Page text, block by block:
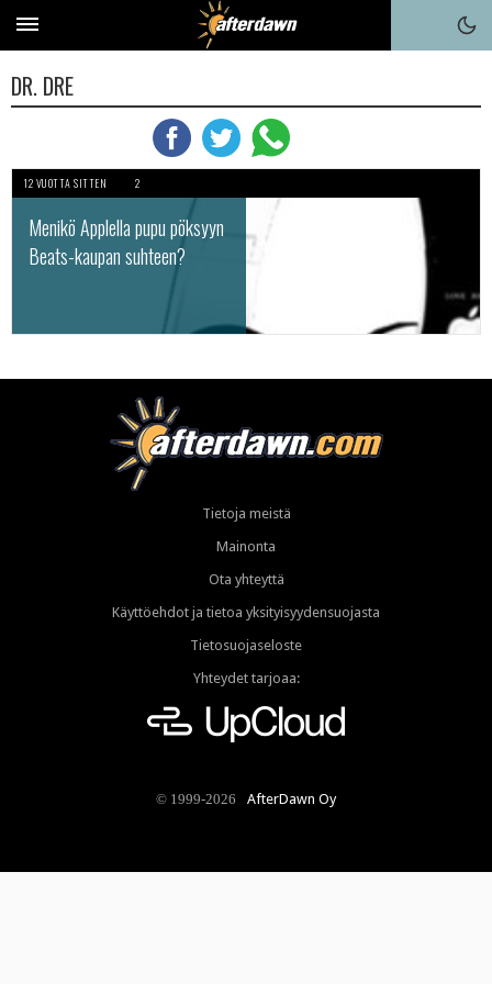
DR. DRE
12 VUOTTA SITTEN 2
Menikö Applella pupu pöksyyn
Beats-kaupan suhteen?
Tietoja meistä
Mainonta
Ota yhteyttä
Käyttöehdot ja tietoa yksityisyydensuojasta
Tietosuojaseloste
Yhteydet tarjoaa:
© 1999-2026 AfterDawn Oy